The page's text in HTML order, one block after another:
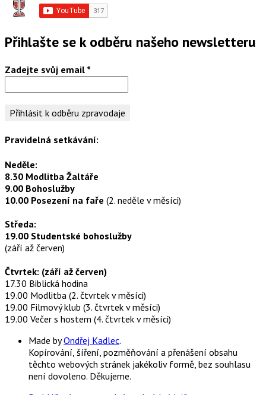
Přihlašte se k odběru našeho newsletteru
Zadejte svůj email *
Pravidelná setkávání:
Neděle:
8.30 Modlitba Žaltáře
9.00 Bohoslužby
10.00 Posezení na faře (2. neděle v měsíci)
Středa:
19.00 Studentské bohoslužby
(září až červen)
Čtvrtek: (září až červen)
17.30 Biblická hodina
19.00 Modlitba (2. čtvrtek v měsíci)
19.00 Filmový klub (3. čtvrtek v měsíci)
19.00 Večer s hostem (4. čtvrtek v měsíci)
Made byOndřej Kadlec.
Kopírování, šíření, pozměňování a přenášení obsahu
těchto webových stránek jakékoliv formě, bez souhlasu
není dovoleno. Děkujeme.